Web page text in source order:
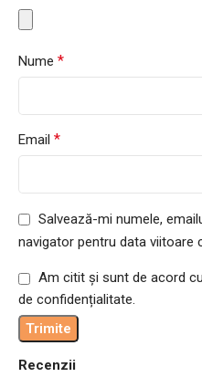
Recenzii
Nume *
Email *
Salvează-mi numele,
navigator pentru data viitoare
Am citit și sunt de acord
de confidențialitate.